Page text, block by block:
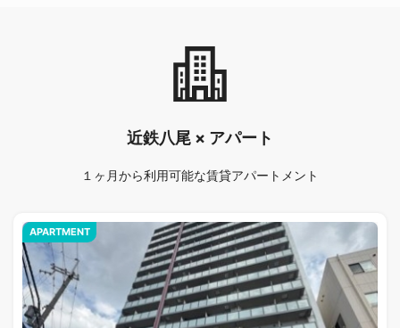
近鉄八尾 × アパート
１ヶ月から利用可能な賃貸アパートメント
APARTMENT